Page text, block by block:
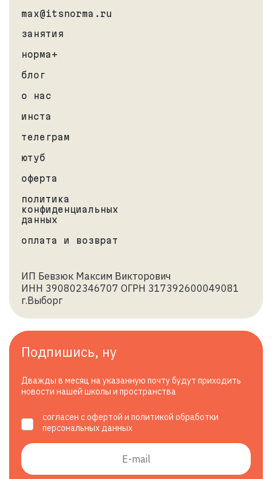
max@itsnorma.ru
занятия
норма+
блог
о нас
инста
телеграм
ютуб
оферта
политика
конфиденциальных
данных
оплата и возврат
ИП Бевзюк Максим Викторович
ИНН 390802346707 ОГРН 317392600049081
г.Выборг
Подпишись, ну
Дважды в месяц на указанную почту будут приходить
новости нашей школы и пространства
согласен с офертой и политикой обработки
персональных данных